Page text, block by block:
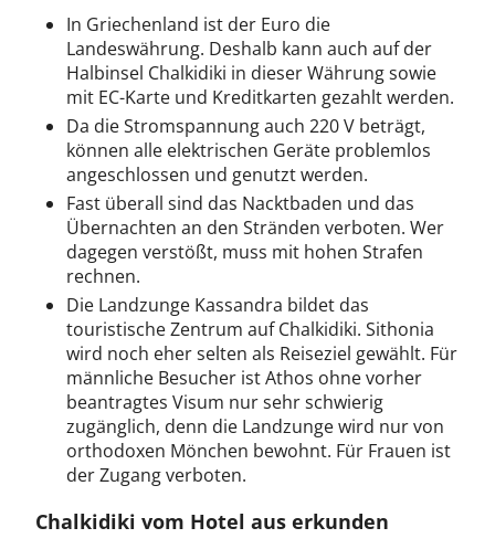
In Griechenland ist der Euro die
Landeswährung. Deshalb kann auch auf der
Halbinsel Chalkidiki in dieser Währung sowie
mit EC-Karte und Kreditkarten gezahlt werden.
Da die Stromspannung auch 220 V beträgt,
können alle elektrischen Geräte problemlos
angeschlossen und genutzt werden.
Fast überall sind das Nacktbaden und das
Übernachten an den Stränden verboten. Wer
dagegen verstößt, muss mit hohen Strafen
rechnen.
Die Landzunge Kassandra bildet das
touristische Zentrum auf Chalkidiki. Sithonia
wird noch eher selten als Reiseziel gewählt. Für
männliche Besucher ist Athos ohne vorher
beantragtes Visum nur sehr schwierig
zugänglich, denn die Landzunge wird nur von
orthodoxen Mönchen bewohnt. Für Frauen ist
der Zugang verboten.
Chalkidiki vom Hotel aus erkunden